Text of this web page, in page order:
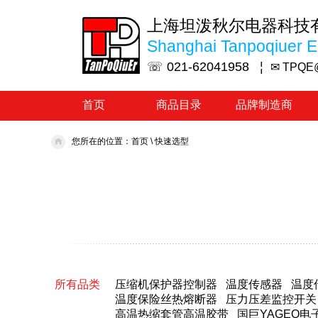
上海坦泼秋尔电器科技
Shanghai Tanpoqiuer
☏ 021-62041958 ¦ ✉
首页 商品目录 品牌制造商
您所在的位置： 首页 \快速选型
所有品类 压缩机保护器控制器 温度传感器
温度
温度保险丝热熔断器
压力压差监控开关
高温热缩套管高温胶带
国巨YAGEO电